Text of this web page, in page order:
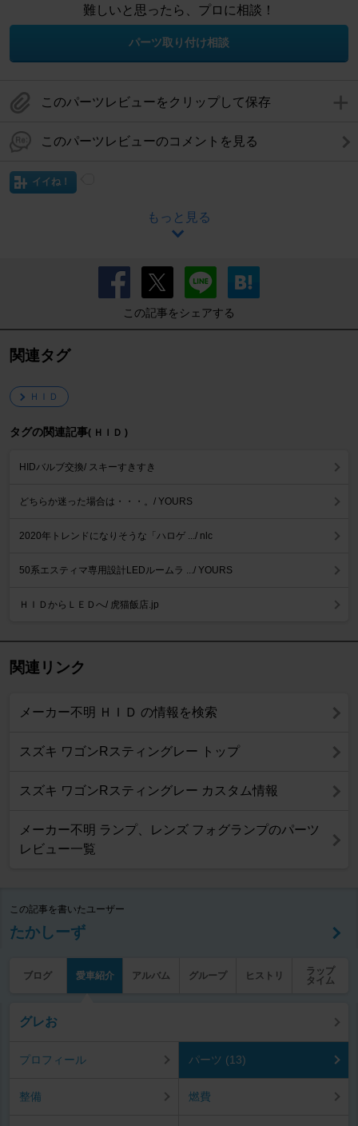
難しいと思ったら、プロに相談！
パーツ取り付け相談
このパーツレビューをクリップして保存
このパーツレビューのコメントを見る
イイね！
もっと見る
この記事をシェアする
関連タグ
ＨＩＤ
タグの関連記事( ＨＩＤ )
HIDバルブ交換/ スキーすきすき
どちらか迷った場合は・・・。/ YOURS
2020年トレンドになりそうな「ハロゲ .../ nlc
50系エスティマ専用設計LEDルームラ .../ YOURS
ＨＩＤからＬＥＤへ/ 虎猫飯店.jp
関連リンク
メーカー不明 ＨＩＤ の情報を検索
スズキ ワゴンRスティングレー トップ
スズキ ワゴンRスティングレー カスタム情報
メーカー不明 ランプ、レンズ フォグランプのパーツ
レビュー一覧
この記事を書いたユーザー
たかしーず
ブログ 愛車紹介 アルバム グループ ヒストリ
ラップ
タイム
グレお
プロフィール パーツ (13)
整備 燃費